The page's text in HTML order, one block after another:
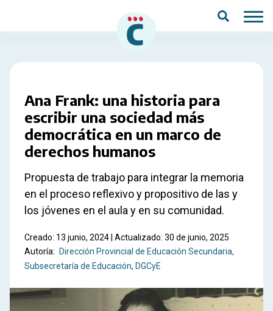
Ana Frank: una historia para
escribir una sociedad más
democrática en un marco de
derechos humanos
Propuesta de trabajo para integrar la memoria
en el proceso reflexivo y propositivo de las y
los jóvenes en el aula y en su comunidad.
Creado: 13 junio, 2024 | Actualizado: 30 de junio, 2025
Autoría:
Dirección Provincial de Educación Secundaria
Subsecretaría de Educación, DGCyE